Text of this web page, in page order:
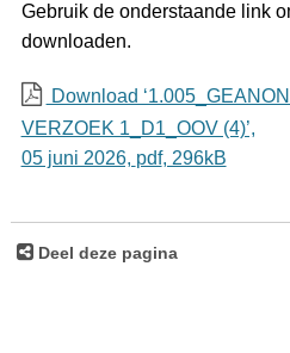
Gebruik de onderstaande link
downloaden.
Download
VERZOEK 1_D1_OOV (4)’,
05 juni 2026, pdf, 296kB
Deel deze pagina